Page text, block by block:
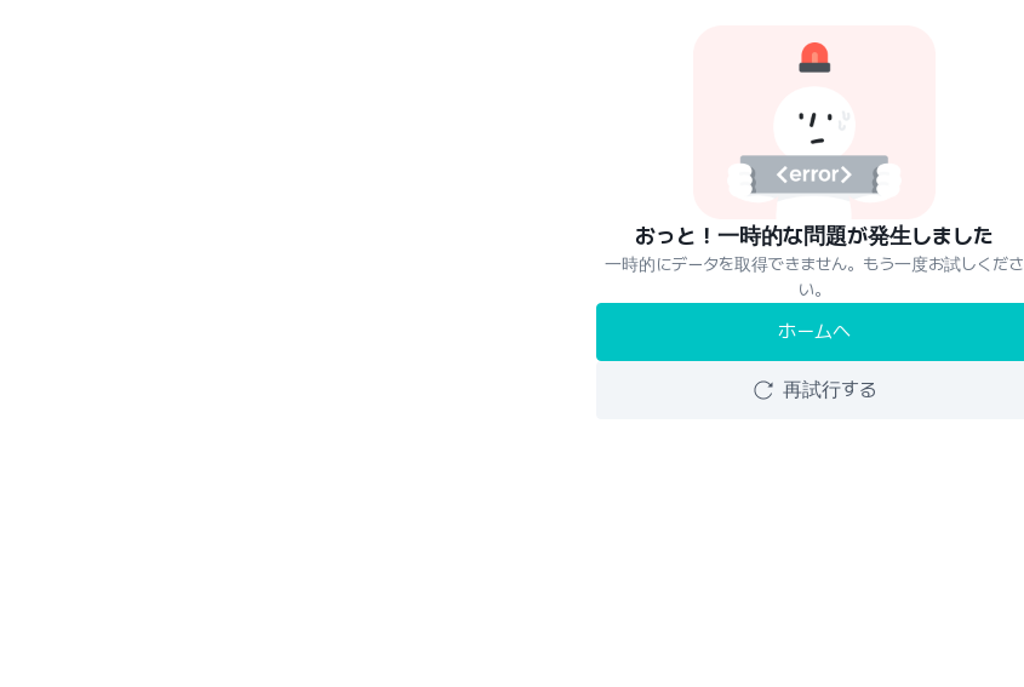
おっと！一時的な問題が発生しました
一時的にデータを取得できません。もう一度お試しくださ
い。
ホームへ
再試行する